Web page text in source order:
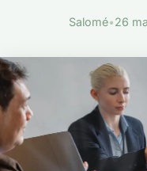
Salomé•26